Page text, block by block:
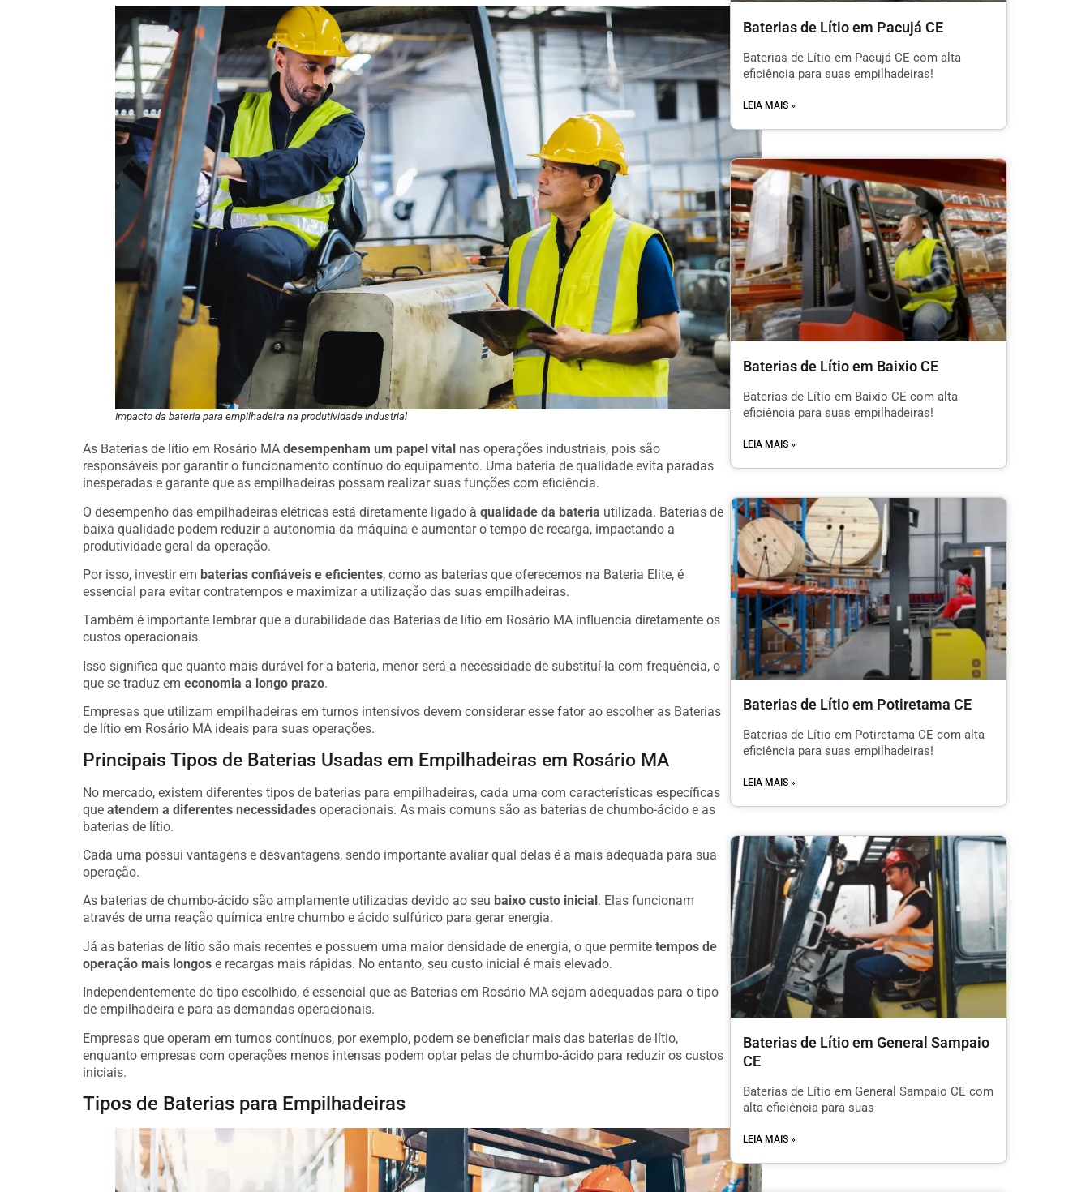
Impacto da bateria para empilhadeira na produtividade industrial
As Baterias de lítio em Rosário MA desempenham um papel vital nas operações industriais, pois são
responsáveis por garantir o funcionamento contínuo do equipamento. Uma bateria de qualidade evita paradas
inesperadas e garante que as empilhadeiras possam realizar suas funções com eficiência.
O desempenho das empilhadeiras elétricas está diretamente ligado à qualidade da bateria utilizada. Baterias de
baixa qualidade podem reduzir a autonomia da máquina e aumentar o tempo de recarga, impactando a
produtividade geral da operação.
Por isso, investir em baterias confiáveis e eficientes, como as baterias que oferecemos na Bateria Elite, é
essencial para evitar contratempos e maximizar a utilização das suas empilhadeiras.
Também é importante lembrar que a durabilidade das Baterias de lítio em Rosário MA influencia diretamente os
custos operacionais.
Isso significa que quanto mais durável for a bateria, menor será a necessidade de substituí-la com frequência, o
que se traduz em economia a longo prazo.
Empresas que utilizam empilhadeiras em turnos intensivos devem considerar esse fator ao escolher as Baterias
de lítio em Rosário MA ideais para suas operações.
Principais Tipos de Baterias Usadas em Empilhadeiras em Rosário MA
No mercado, existem diferentes tipos de baterias para empilhadeiras, cada uma com características específicas
que atendem a diferentes necessidades operacionais. As mais comuns são as baterias de chumbo-ácido e as
baterias de lítio.
Cada uma possui vantagens e desvantagens, sendo importante avaliar qual delas é a mais adequada para sua
operação.
As baterias de chumbo-ácido são amplamente utilizadas devido ao seu baixo custo inicial . Elas funcionam
através de uma reação química entre chumbo e ácido sulfúrico para gerar energia.
Já as baterias de lítio são mais recentes e possuem uma maior densidade de energia, o que permite tempos de
operação mais longos e recargas mais rápidas. No entanto, seu custo inicial é mais elevado.
Independentemente do tipo escolhido, é essencial que as Baterias em Rosário MA sejam adequadas para o tipo
de empilhadeira e para as demandas operacionais.
Empresas que operam em turnos contínuos, por exemplo, podem se beneficiar mais das baterias de lítio,
enquanto empresas com operações menos intensas podem optar pelas de chumbo-ácido para reduzir os custos
iniciais.
Tipos de Baterias para Empilhadeiras
Baterias de Lítio em Pacujá CE
Baterias de Lítio em Pacujá CE com alta
eficiência para suas empilhadeiras!
LEIA MAIS »
Baterias de Lítio em Baixio CE
Baterias de Lítio em Baixio CE com alta
eficiência para suas empilhadeiras!
LEIA MAIS »
Baterias de Lítio em Potiretama CE
Baterias de Lítio em Potiretama CE com alta
eficiência para suas empilhadeiras!
LEIA MAIS »
Baterias de Lítio em General Sampaio
CE
Baterias de Lítio em General Sampaio CE com
alta eficiência para suas
LEIA MAIS »